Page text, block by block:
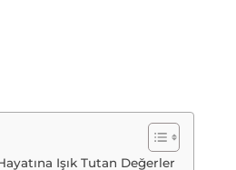
Işık Tutan Değerler